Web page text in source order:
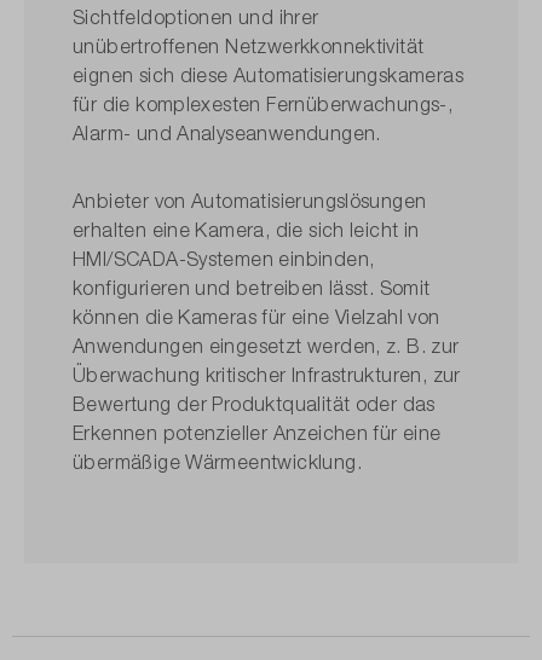
Sichtfeldoptionen und ihrer
unübertroffenen Netzwerkkonnektivität
eignen sich diese Automatisierungskameras
für die komplexesten Fernüberwachungs-,
Alarm- und Analyseanwendungen.
Anbieter von Automatisierungslösungen
erhalten eine Kamera, die sich leicht in
HMI/SCADA-Systemen einbinden,
konfigurieren und betreiben lässt. Somit
können die Kameras für eine Vielzahl von
Anwendungen eingesetzt werden, z. B. zur
Überwachung kritischer Infrastrukturen, zur
Bewertung der Produktqualität oder das
Erkennen potenzieller Anzeichen für eine
übermäßige Wärmeentwicklung.